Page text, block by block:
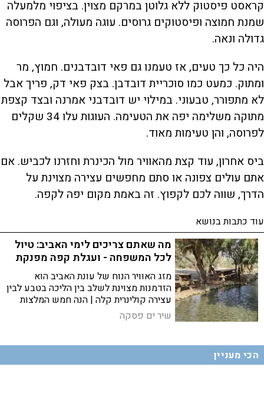
קראסט פיסטוק ללא גלוטן ‏במרקם מצוין. בציפוי מלמעלה
שמנת חמוצה ופיסטוקים גרוסים. עוגה מעולה, וגם הפרוסה
גדולה ונאה.
היה כל כך טעים, אז טעמנו גם פאי דובדבנים. חמוץ, מר
ומתוק. כמעט כמו סוכריית דובדבן. בצק פאי דק, פריך אבל
לא מתפורר, טבעוני. במילוי יש דובדבני אמרנה ובצד קצפת
מתוקה משלימה יפה את הטעימה. העוגות עלו 34 שקלים
לפרוסה, והן טעימות מאוד.
ביס אחרון, עוד קצת מהאוויר מול הכינרת וחזרנו לכביש. אם
אתם עולים צפונה או סתם מחפשים עצירה מצוינת על
הדרך, שווה לכם לקפוץ. זה באמת מקום יפה לקפה.
עוד כתבות בנושא
מה שאתם צריכים לימי האביב: טיול
לכל המשפחה - ועגלת קפה מפנקת
מזג האוויר הנוח של עונת האביב הוא
הזדמנות מצוינת לשלב בין הליכה בטבע לבין
עצירה קולינרית קלה | הנה חמש המלצות
לטיולי טבע, היסטוריה ונקודות עצירה
קרובות לקפה ומאפה, מצפון הארץ ועד ים
שיר ים פסקה
הכי מעניין